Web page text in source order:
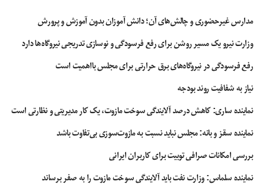
مدارس غیرحضوری و چالش‌های آن؛ دانش آموزان بدون آموزش و پرورش
وزارت نیرو یک مسیر روشن برای رفع فرسودگی و نوسازی تدریجی نیروگاه‌ها دارد
رفع فرسودگی در نیروگاه‌های برق حرارتی برای مجلس بااهمیت است
نیاز به شفافیت روند بودجه
نماینده ساری: کاهش درصد آلایندگی سوخت مازوت، یک کار مدیریتی و نظارتی است
نماینده سقز و بانه: مجلس نباید نسبت به مازوت‌سوزی بی‌تفاوت باشد
بررسی امکانات صرافی توبیت برای کاربران ایرانی
نماینده سلماس: وزارت نفت باید آلایندگی سوخت مازوت را به صفر برساند